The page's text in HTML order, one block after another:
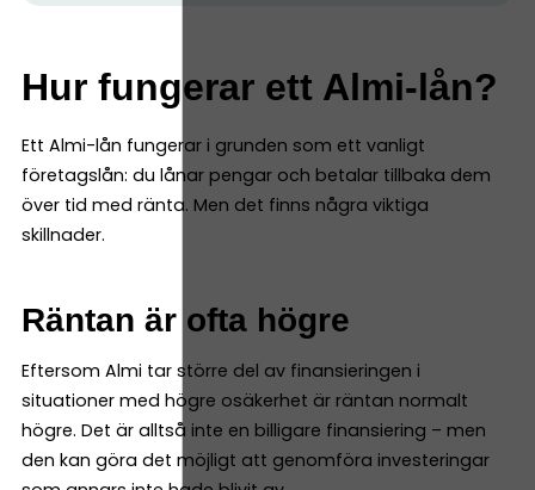
Hur fungerar ett Almi-lån?
Ett Almi-lån fungerar i grunden som ett vanligt
företagslån: du lånar pengar och betalar tillbaka dem
över tid med ränta. Men det finns några viktiga
skillnader.
Räntan är ofta högre
Eftersom Almi tar större del av finansieringen i
situationer med högre osäkerhet är räntan normalt
högre. Det är alltså inte en billigare finansiering – men
den kan göra det möjligt att genomföra investeringar